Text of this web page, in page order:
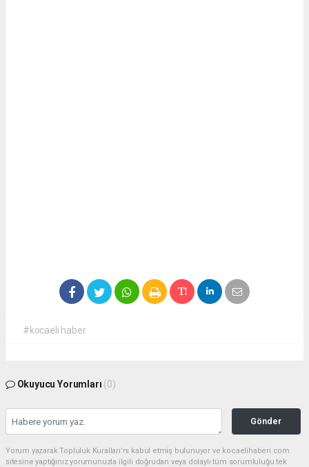
#kocaeli haber
Okuyucu Yorumları (0)
Gönder
Yorum yazarak Topluluk Kuralları’nı kabul etmiş bulunuyor ve kocaelihaberi.com
sitesine yaptığınız yorumunuzla ilgili doğrudan veya dolaylı tüm sorumluluğu tek